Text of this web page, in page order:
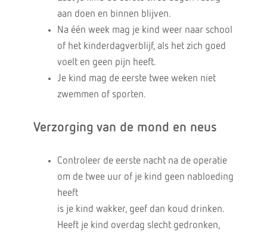
aan doen en binnen blijven.
Na één week mag je kind weer naar school
of het kinderdagverblijf, als het zich goed
voelt en geen pijn heeft.
Je kind mag de eerste twee weken niet
zwemmen of sporten.
Verzorging van de mond en neus
Controleer de eerste nacht na de operatie
om de twee uur of je kind geen nabloeding
heeft
is je kind wakker, geef dan koud drinken.
Heeft je kind overdag slecht gedronken,